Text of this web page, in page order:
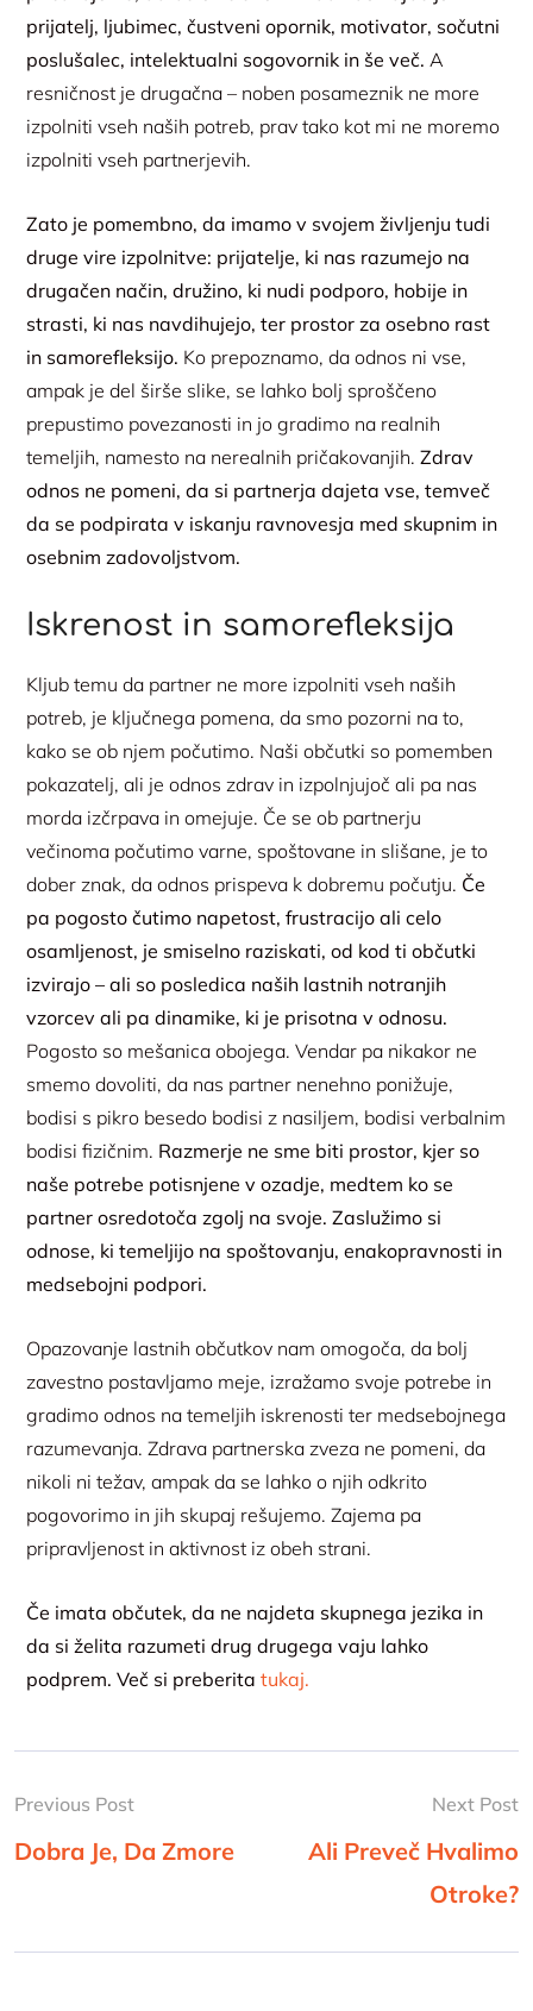
prijatelj, ljubimec, čustveni opornik, motivator, sočutni
poslušalec, intelektualni sogovornik in še več. A
resničnost je drugačna – noben posameznik ne more
izpolniti vseh naših potreb, prav tako kot mi ne moremo
izpolniti vseh partnerjevih.
Zato je pomembno, da imamo v svojem življenju tudi
druge vire izpolnitve: prijatelje, ki nas razumejo na
drugačen način, družino, ki nudi podporo, hobije in
strasti, ki nas navdihujejo, ter prostor za osebno rast
in samorefleksijo. Ko prepoznamo, da odnos ni vse,
ampak je del širše slike, se lahko bolj sproščeno
prepustimo povezanosti in jo gradimo na realnih
temeljih, namesto na nerealnih pričakovanjih. Zdrav
odnos ne pomeni, da si partnerja dajeta vse, temveč
da se podpirata v iskanju ravnovesja med skupnim in
osebnim zadovoljstvom.
Iskrenost in samorefleksija
Kljub temu da partner ne more izpolniti vseh naših
potreb, je ključnega pomena, da smo pozorni na to,
kako se ob njem počutimo. Naši občutki so pomemben
pokazatelj, ali je odnos zdrav in izpolnjujoč ali pa nas
morda izčrpava in omejuje. Če se ob partnerju
večinoma počutimo varne, spoštovane in slišane, je to
dober znak, da odnos prispeva k dobremu počutju. Če
pa pogosto čutimo napetost, frustracijo ali celo
osamljenost, je smiselno raziskati, od kod ti občutki
izvirajo – ali so posledica naših lastnih notranjih
vzorcev ali pa dinamike, ki je prisotna v odnosu.
Pogosto so mešanica obojega. Vendar pa nikakor ne
smemo dovoliti, da nas partner nenehno ponižuje,
bodisi s pikro besedo bodisi z nasiljem, bodisi verbalnim
bodisi fizičnim. Razmerje ne sme biti prostor, kjer so
naše potrebe potisnjene v ozadje, medtem ko se
partner osredotoča zgolj na svoje. Zaslužimo si
odnose, ki temeljijo na spoštovanju, enakopravnosti in
medsebojni podpori.
Opazovanje lastnih občutkov nam omogoča, da bolj
zavestno postavljamo meje, izražamo svoje potrebe in
gradimo odnos na temeljih iskrenosti ter medsebojnega
razumevanja. Zdrava partnerska zveza ne pomeni, da
nikoli ni težav, ampak da se lahko o njih odkrito
pogovorimo in jih skupaj rešujemo. Zajema pa
pripravljenost in aktivnost iz obeh strani.
Če imata občutek, da ne najdeta skupnega jezika in
da si želita razumeti drug drugega vaju lahko
podprem. Več si preberita tukaj.
Previous Post
Dobra Je, Da Zmore
Next Post
Ali Preveč Hvalimo
Otroke?